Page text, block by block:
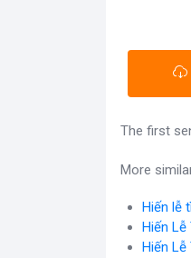
The first
More
Hiến lễ
Hiến Lễ
Hiến